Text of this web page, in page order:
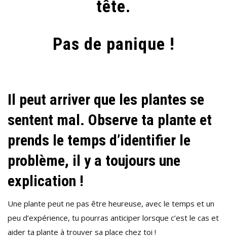
tête.
Pas de panique !
Il peut arriver que les plantes se
sentent mal. Observe ta plante et
prends le temps d’identifier le
problème, il y a toujours une
explication !
Une plante peut ne pas être heureuse, avec le temps et un
peu d’expérience, tu pourras anticiper lorsque c’est le cas et
aider ta plante à trouver sa place chez toi !